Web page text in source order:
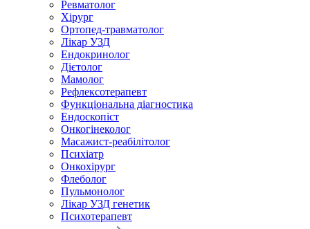
Ревматолог
Хірург
Ортопед-травматолог
Лікар УЗД
Ендокринолог
Дієтолог
Мамолог
Рефлексотерапевт
Функціональна діагностика
Ендоскопіст
Онкогінеколог
Масажист-реабілітолог
Психіатр
Онкохірург
Флеболог
Пульмонолог
Лікар УЗД генетик
Психотерапевт